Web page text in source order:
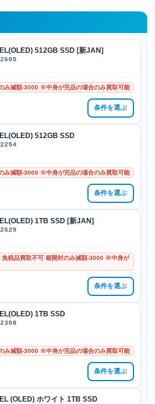
512GB SSD [新JAN]
み減額-3000 ※中身が完品の場合のみ買取可能
条件を選ぶ
512GB SSD
み減額-3000 ※中身が完品の場合のみ買取可能
条件を選ぶ
1TB SSD [新JAN]
免税品買取不可 箱開封のみ減額-3000 ※中身が
条件を選ぶ
1TB SSD
み減額-3000 ※中身が完品の場合のみ買取可能
条件を選ぶ
(OLED) ホワイト 1TB SSD